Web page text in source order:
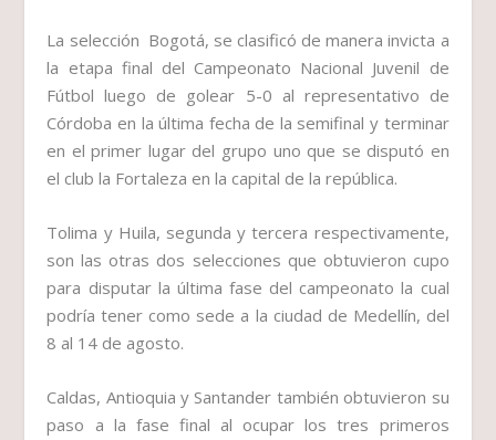
La selección Bogotá, se clasificó de manera invicta a
la etapa final del Campeonato Nacional Juvenil de
Fútbol luego de golear 5-0 al representativo de
Córdoba en la última fecha de la semifinal y terminar
en el primer lugar del grupo uno que se disputó en
el club la Fortaleza en la capital de la república.
Tolima y Huila, segunda y tercera respectivamente,
son las otras dos selecciones que obtuvieron cupo
para disputar la última fase del campeonato la cual
podría tener como sede a la ciudad de Medellín, del
8 al 14 de agosto.
Caldas, Antioquia y Santander también obtuvieron su
paso a la fase final al ocupar los tres primeros